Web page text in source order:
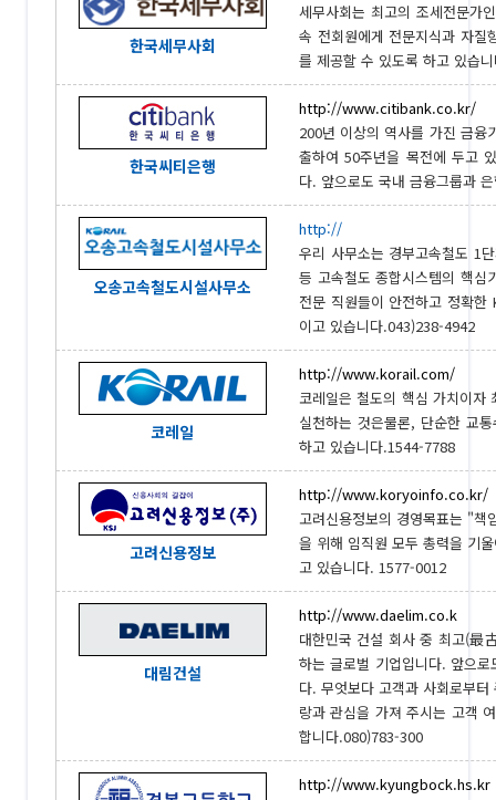
한국세무사회
세무사회는 최고의 조세전문가
속 전회원에게 전문지식과 자질
를 제공할 수 있도록 하고 있습
한국씨티은행
http://www.citibank.co.kr/
200년 이상의 역사를 가진 금융
출하여 50주년을 목전에 두고
다. 앞으로도 국내 금융그룹과
오송고속철도시설사무소
http://
우리 사무소는 경부고속철도 1
등 고속철도 종합시스템의 핵
전문 직원들이 안전하고 정확
이고 있습니다.043)238-4942
코레일
http://www.korail.com/
코레일은 철도의 핵심 가치이자
실천하는 것은물론, 단순한 교
하고 있습니다.1544-7788
고려신용정보
http://www.koryoinfo.co.kr/
고려신용정보의 경영목표는 "책
을 위해 임직원 모두 총력을 기
고 있습니다. 1577-0012
대림건설
http://www.daelim.co.k
대한민국 건설 회사 중 최고(最
하는 글로벌 기업입니다. 앞으
다. 무엇보다 고객과 사회로부
랑과 관심을 가져 주시는 고객
합니다.080)783-300
http://www.kyungbock.hs.kr